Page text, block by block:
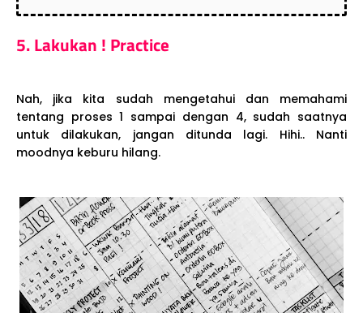
5. Lakukan ! Practice
Nah, jika kita sudah mengetahui dan memahami
tentang proses 1 sampai dengan 4, sudah saatnya
untuk dilakukan, jangan ditunda lagi. Hihi.. Nanti
moodnya keburu hilang.